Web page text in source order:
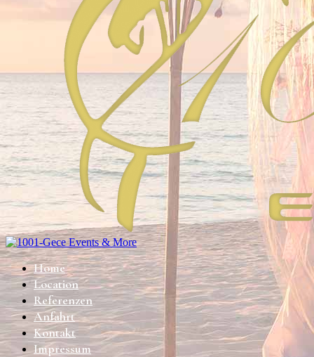
Home
Location
Referenzen
Anfahrt
Kontakt
Impressum